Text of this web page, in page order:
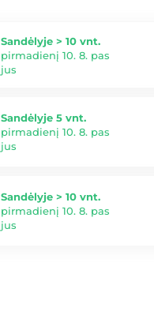
Sandėlyje > 10 vnt.
pirmadienį 10. 8. pas
jus
Sandėlyje 5 vnt.
pirmadienį 10. 8. pas
jus
Sandėlyje > 10 vnt.
pirmadienį 10. 8. pas
jus